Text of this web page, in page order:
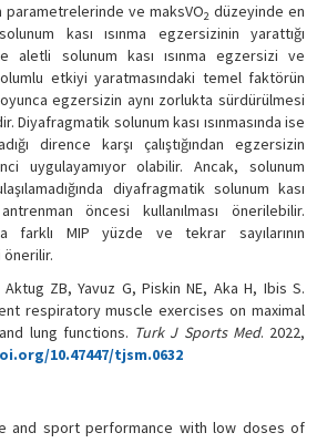
parametrelerinde ve maksVO2 düzeyinde en
kası ısınma egzersizinin yarattığı
aletli solunum kası ısınma egzersizi ve
etkiyi yaratmasındaki temel faktörün
egzersizin aynı zorlukta sürdürülmesi
Diyafragmatik solunum kası ısınmasında ise
dirence karşı çalıştığından egzersizin
uygulayamıyor olabilir. Ancak, solunum
diyafragmatik solunum kası
öncesi kullanılması önerilebilir.
farklı MIP yüzde ve tekrar sayılarının
Aktug ZB, Yavuz G, Piskin NE, Aka H, Ibis S.
respiratory muscle exercises on maximal
lung functions. Turk J Sports Med. 2022,
10.47447/tjsm.0632
and sport performance with low doses of